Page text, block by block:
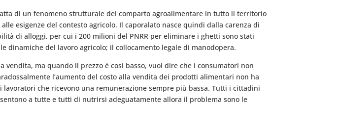
di un fenomeno strutturale del comparto agroalimentare in tutto il territorio
esigenze del contesto agricolo. Il caporalato nasce quindi dalla carenza di
di alloggi, per cui i 200 milioni del PNRR per eliminare i ghetti sono stati
dinamiche del lavoro agricolo; il collocamento legale di manodopera.
ma quando il prezzo è così basso, vuol dire che i consumatori non
l’aumento del costo alla vendita dei prodotti alimentari non ha
che ricevono una remunerazione sempre più bassa. Tutti i cittadini
a tutte e tutti di nutrirsi adeguatamente allora il problema sono le